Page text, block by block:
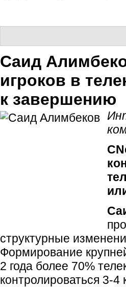
Саид
игроков в
к завершению
структурные
Формирование
2 года более 70%
контролироваться 3-